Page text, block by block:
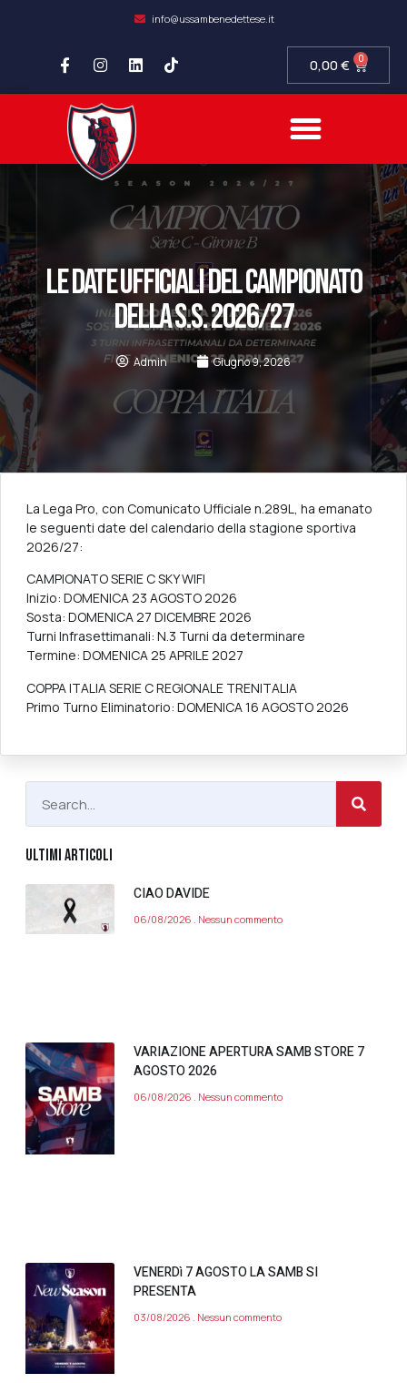
info@ussambenedettese.it
0,00€ 0
LE DATE UFFICIALI DEL CAMPIONATO
DELLA S.S. 2026/27
Admin Giugno 9, 2026
La Lega Pro, con Comunicato Ufficiale n.289L, ha emanato
le seguenti date del calendario della stagione sportiva
2026/27:
CAMPIONATO SERIE C SKY WIFI
Inizio: DOMENICA 23 AGOSTO 2026
Sosta: DOMENICA 27 DICEMBRE 2026
Turni Infrasettimanali: N.3 Turni da determinare
Termine: DOMENICA 25 APRILE 2027
COPPA ITALIA SERIE C REGIONALE TRENITALIA
Primo Turno Eliminatorio: DOMENICA 16 AGOSTO 2026
ULTIMI ARTICOLI
CIAO DAVIDE
06/08/2026 Nessun commento
VARIAZIONE APERTURA SAMB STORE 7
AGOSTO 2026
06/08/2026 Nessun commento
VENERDì 7 AGOSTO LA SAMB SI
PRESENTA
03/08/2026 Nessun commento